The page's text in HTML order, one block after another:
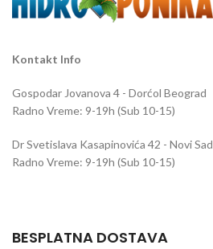
Kontakt Info
Gospodar Jovanova 4 - Dorćol Beograd
Radno Vreme: 9-19h (Sub 10-15)
Dr Svetislava Kasapinovića 42 - Novi Sad
Radno Vreme: 9-19h (Sub 10-15)
BESPLATNA DOSTAVA